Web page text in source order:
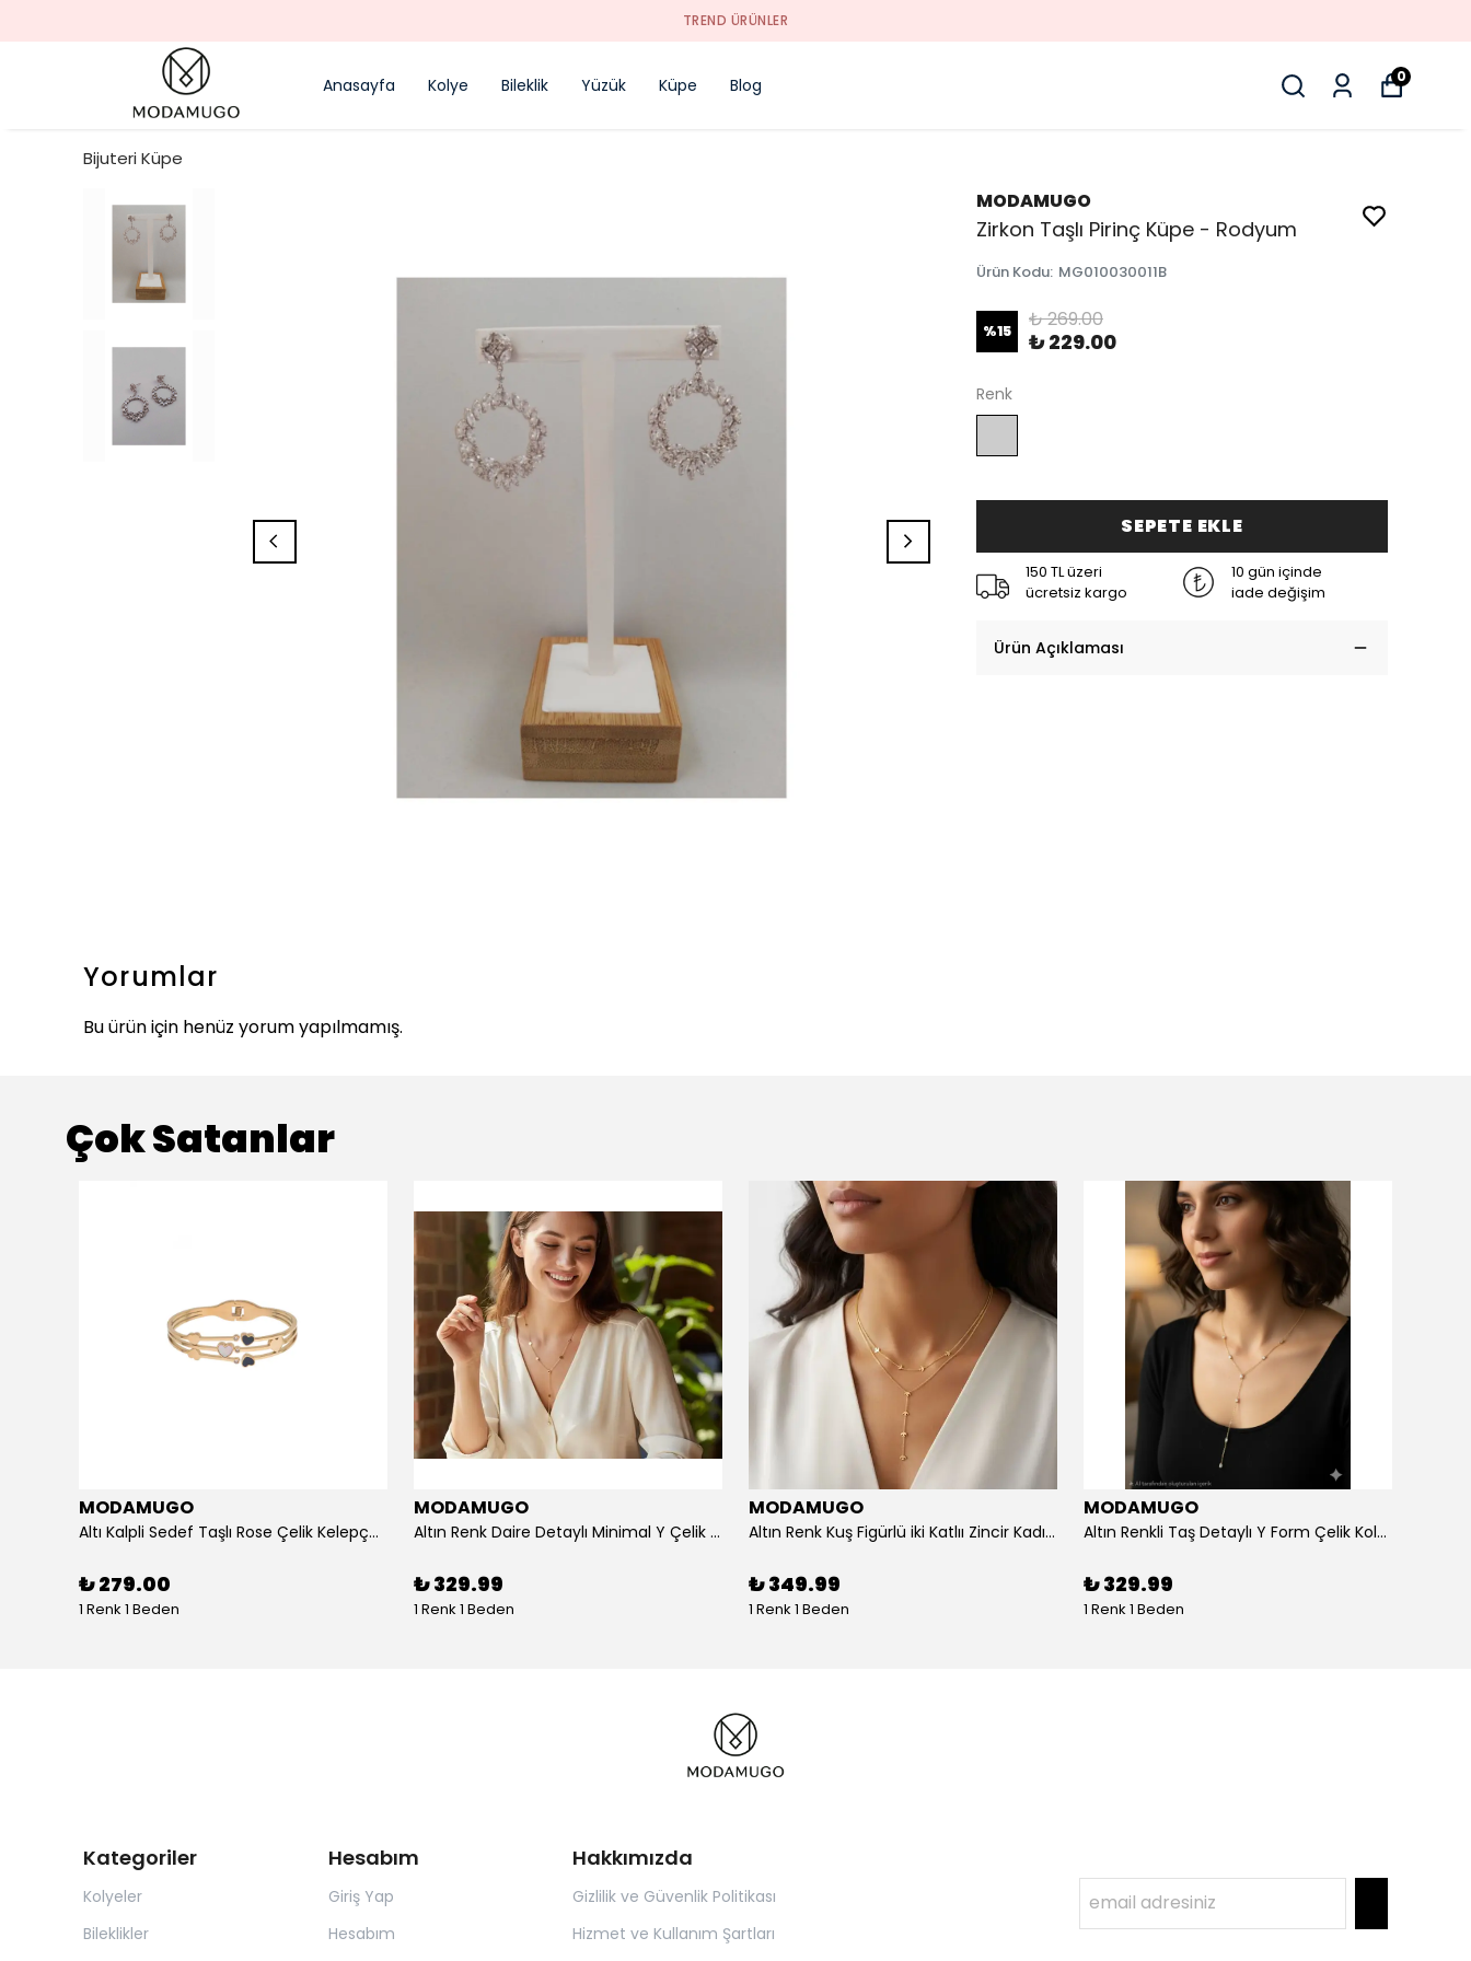
TREND ÜRÜNLER
Anasayfa Kolye Bileklik Yüzük Küpe Blog 0
Bijuteri Küpe
MODAMUGO
Zirkon Taşlı Pirinç Küpe - Rodyum
Ürün Kodu: MG010030011B
%15 ₺ 269.00
₺ 229.00
Renk
SEPETE EKLE
150 TL üzeri
ücretsiz kargo
10 gün içinde
iade değişim
Ürün Açıklaması
Yorumlar
Bu ürün için henüz yorum yapılmamış.
Çok Satanlar
MODAMUGO
Altı Kalpli Sedef Taşlı Rose Çelik Kelepçe Bileklik
₺ 279.00
1 Renk 1 Beden
MODAMUGO
Altın Renk Daire Detaylı Minimal Y Çelik Kolye
₺ 329.99
1 Renk 1 Beden
MODAMUGO
Altın Renk Kuş Figürlü iki Katlıı Zincir Kadın Y Kolye
₺ 349.99
1 Renk 1 Beden
MODAMUGO
Altın Renkli Taş Detaylı Y Form Çelik Kolye
₺ 329.99
1 Renk 1 Beden
Kategoriler
Kolyeler
Bileklikler
Hesabım
Giriş Yap
Hesabım
Hakkımızda
Gizlilik ve Güvenlik Politikası
Hizmet ve Kullanım Şartları